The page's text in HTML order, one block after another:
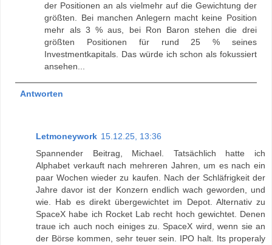
der Positionen an als vielmehr auf die Gewichtung der
größten. Bei manchen Anlegern macht keine Position
mehr als 3 % aus, bei Ron Baron stehen die drei
größten Positionen für rund 25 % seines
Investmentkapitals. Das würde ich schon als fokussiert
ansehen...
Antworten
Letmoneywork 15.12.25, 13:36
Spannender Beitrag, Michael. Tatsächlich hatte ich
Alphabet verkauft nach mehreren Jahren, um es nach ein
paar Wochen wieder zu kaufen. Nach der Schläfrigkeit der
Jahre davor ist der Konzern endlich wach geworden, und
wie. Hab es direkt übergewichtet im Depot. Alternativ zu
SpaceX habe ich Rocket Lab recht hoch gewichtet. Denen
traue ich auch noch einiges zu. SpaceX wird, wenn sie an
der Börse kommen, sehr teuer sein. IPO halt. Its properaly